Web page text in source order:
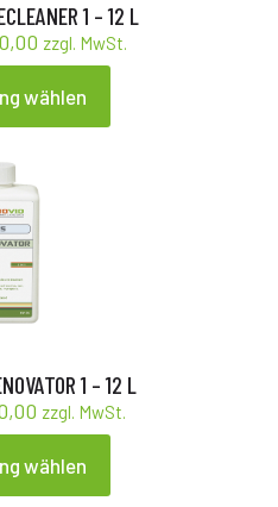
1 – 12 L
Preisspanne:
€54,00
bis
€480,00
zzgl. MwSt.
wählen
1 – 12 L
Preisspanne:
€67,50
bis
€600,00
zzgl. MwSt.
wählen